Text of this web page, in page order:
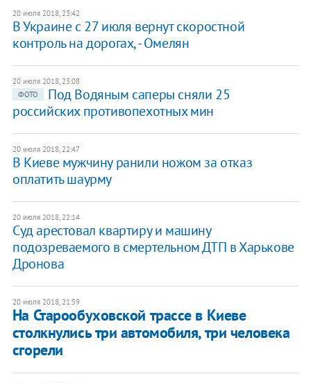
20 июля 2018, 23:42
В Украине с 27 июля вернут скоростной
контроль на дорогах, - Омелян
20 июля 2018, 23:08
ФОТО
Под Водяным саперы сняли 25
российских противопехотных мин
20 июля 2018, 22:47
В Киеве мужчину ранили ножом за отказ
оплатить шаурму
20 июля 2018, 22:14
Суд арестовал квартиру и машину
подозреваемого в смертельном ДТП в Харькове
Дронова
20 июля 2018, 21:59
На Старообуховской трассе в Киеве
столкнулись три автомобиля, три человека
сгорели